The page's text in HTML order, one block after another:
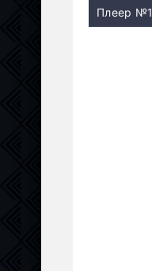
Плеер №1